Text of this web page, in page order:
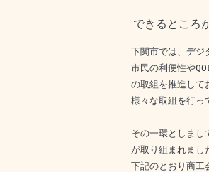
できるところ
下関市では、デジ
市民の利便性や
の取組を推進して
様々な取組を行っ
その一環としまし
が取り組まれまし
下記のとおり商工